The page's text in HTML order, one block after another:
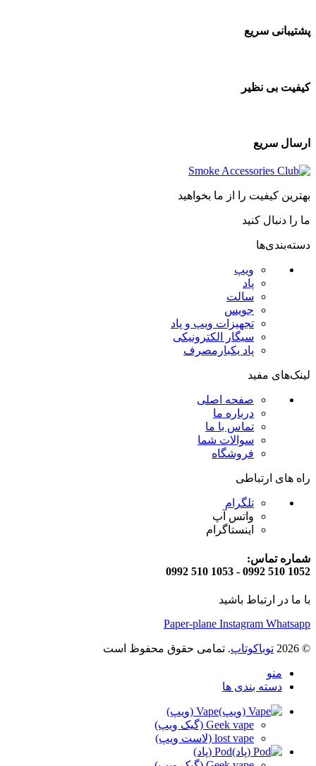
پشتیبانی سریع
کیفیت بی نظیر
ارسال سریع
بهترین کیفیت را از ما بخواهید
ما را دنبال کنید
دسته‌بندی‌ها
ویپ
پاد
سالت
جویس
تجهیزات ویپ و پاد
سیگار الکترونیکی
پاد یکبارمصرف
لینک‌های مفید
صفحه اصلی
درباره ما
تماس با ما
سوالات شما
فروشگاه
راه های ارتباطی
تلگرام
واتس آپ
اینستاگرام
شماره تماس:
1052 510 0992 - 1053 510 0992
با ما در ارتباط باشید
Paper-plane Instagram Whatsapp
© 2026 توباکوتاپ. تمامی حقوق محفوظ است
منو
دسته بندی ها
Vape (ویپ)
Geek vape (گیک ویپ)
lost vape (لاست ویپ)
Pod (پاد)